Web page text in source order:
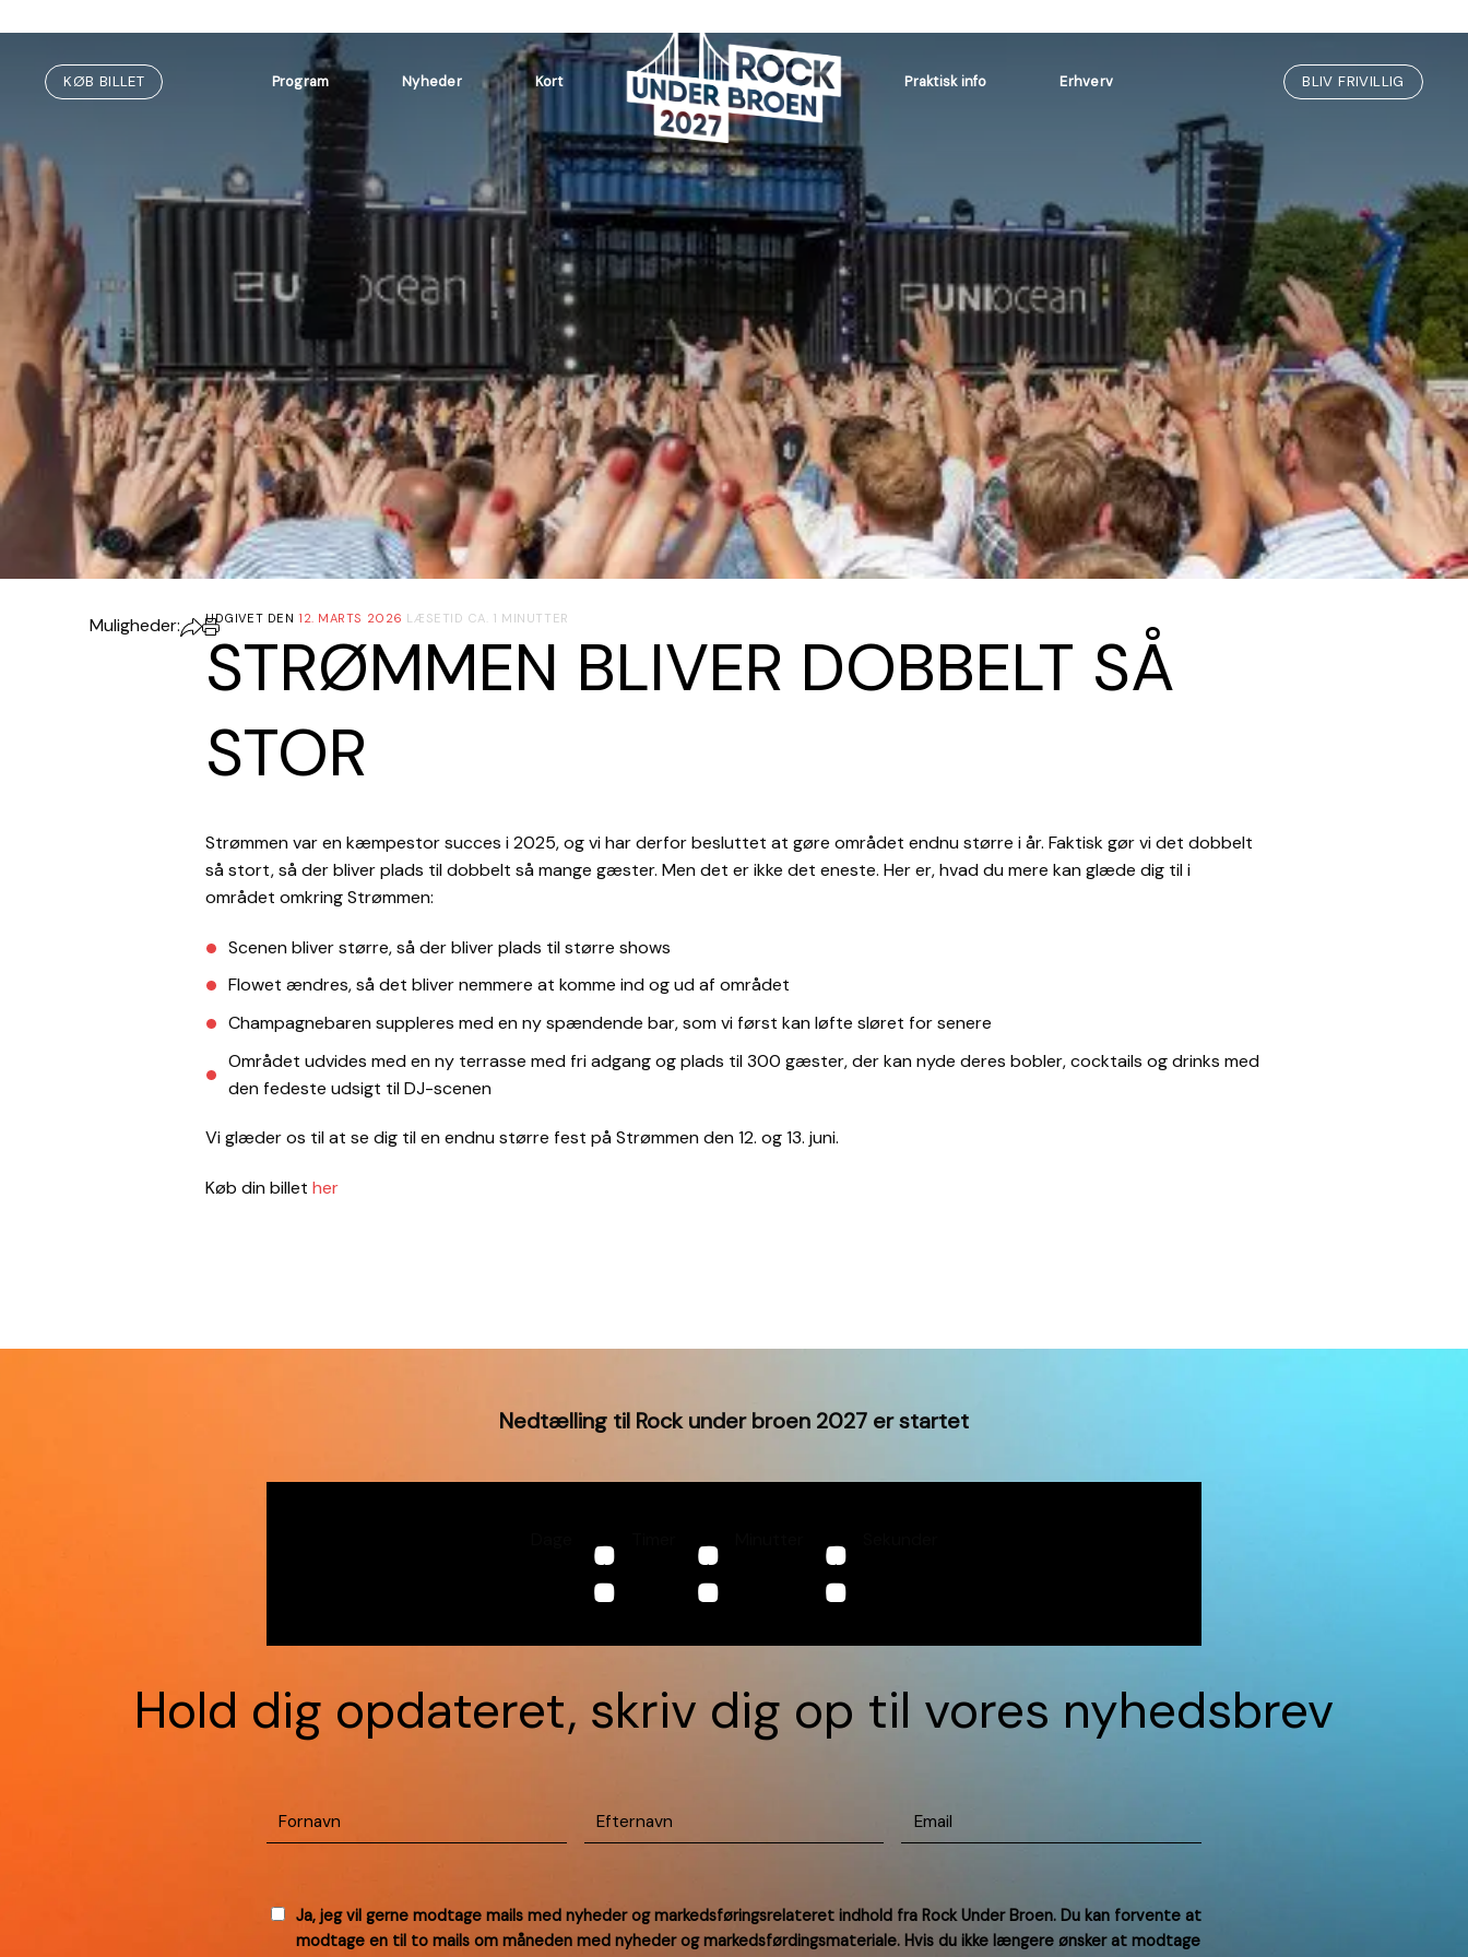
indhold
KØB BILLET Program Nyheder Kort Praktisk info Erhverv BLIV FRIVILLIG
Muligheder: UDGIVET DEN 12. MARTS 2026 LÆSETID CA. 1 MINUTTER
STRØMMEN BLIVER DOBBELT SÅ
STOR
Strømmen var en kæmpestor succes i 2025, og vi har derforbesluttet at gøre området endnu større i år. Faktisk gør vi det dobbelt
så stort,så der bliver plads til dobbelt så mange gæster. Men det er ikke det eneste.Her er, hvad du mere kan glæde dig til i
området omkring Strømmen:
Scenen bliver større, så der bliver plads til større shows
Flowet ændres, så det bliver nemmere at komme ind og ud af området
Champagnebaren suppleres med en ny spændende bar, som vi først kan løfte sløret for senere
Området udvides med en ny terrasse med fri adgang og plads til 300 gæster, der kan nyde deres bobler, cocktails og drinks med
den fedeste udsigt til DJ-scenen
Vi glæder os til at se dig til en endnu større fest på Strømmen den 12. og 13.juni.
Køb din billether
Nedtælling til Rock under broen 2027 er startet
: : :
Hold dig opdateret, skriv dig op til vores nyhedsbrev
Fornavn Efternavn Email (Påkrævet)
GODKEND
NYHEDER(PÅKRÆVET)
Ja, jeg vil gerne modtage mails med nyheder og markedsføringsrelateret indhold fra Rock Under Broen. Du kan forvente at
modtage en til to mails om måneden med nyheder og markedsførdingsmateriale. Hvis du ikke længere ønsker at modtage